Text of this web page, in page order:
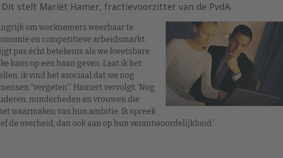
Dit stelt Mariët Hamer, fractievoorzitter van de PvdA.
om werknemers weerbaar te
en competitieve arbeidsmarkt.
pas écht betekenis als we kwetsbare
kans op een baan geven. Laat ik het
ik vind het asociaal dat we nog
“vergeten”.’ Hamert vervolgt: ‘Nog
minderheden en vrouwen die
waarmaken van hun ambitie. Ik spreek
de overheid, dan ook aan op hun verantwoordelijkheid.’